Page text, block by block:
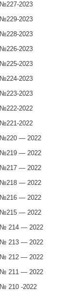
№227-2023
№229-2023
№228-2023
№226-2023
№225-2023
№224-2023
№223-2023
№222-2022
№221-2022
№220 — 2022
№219 — 2022
№217 — 2022
№218 — 2022
№216 — 2022
№215 — 2022
№ 214 — 2022
№ 213 — 2022
№ 212 — 2022
№ 211 — 2022
№ 210 -2022